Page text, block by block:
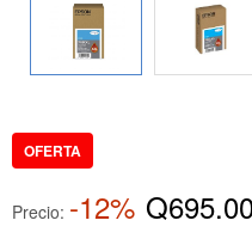
OFERTA
Precio: -12%